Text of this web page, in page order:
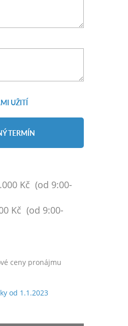
UŽITÍ
TERMÍN
Kč (od 9:00-
Kč (od 9:00-
ceny pronájmu
od 1.1.2023